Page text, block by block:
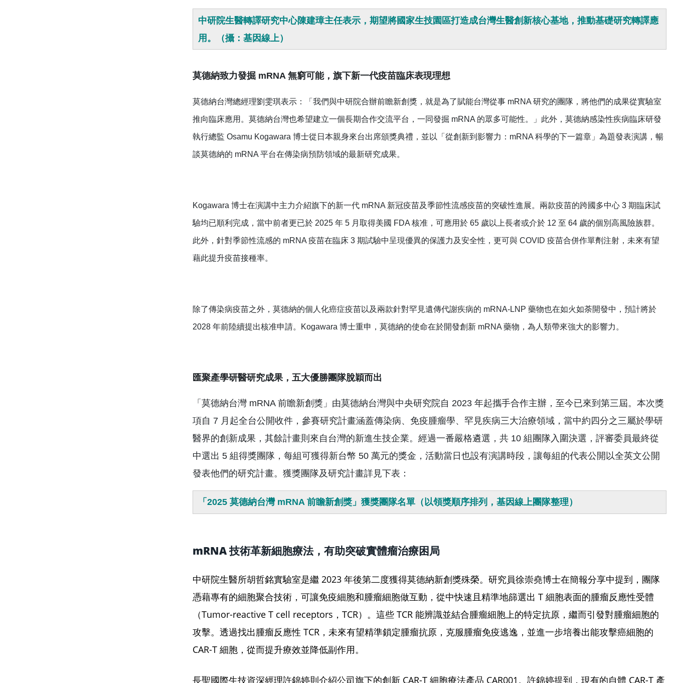
中研院生醫轉譯研究中心陳建璋主任表示，期望將國家生技園區打造成台灣生醫創新核心基地，推動基礎研究轉譯應
用。（攝：基因線上）
莫德納致力發掘 mRNA 無窮可能，旗下新一代疫苗臨床表現理想
莫德納台灣總經理劉雯琪表示：「我們與中研院合辦前瞻新創獎，就是為了賦能台灣從事 mRNA 研究的團隊，將他們的成果從實驗室
推向臨床應用。莫德納台灣也希望建立一個長期合作交流平台，一同發掘 mRNA 的眾多可能性。」此外，莫德納感染性疾病臨床研發
執行總監 Osamu Kogawara 博士從日本親身來台出席頒獎典禮，並以「從創新到影響力：mRNA 科學的下一篇章」為題發表演講，暢
談莫德納的 mRNA 平台在傳染病預防領域的最新研究成果。
Kogawara 博士在演講中主力介紹旗下的新一代 mRNA 新冠疫苗及季節性流感疫苗的突破性進展。兩款疫苗的跨國多中心 3 期臨床試
驗均已順利完成，當中前者更已於 2025 年 5 月取得美國 FDA 核准，可應用於 65 歲以上長者或介於 12 至 64 歲的個別高風險族群。
此外，針對季節性流感的 mRNA 疫苗在臨床 3 期試驗中呈現優異的保護力及安全性，更可與 COVID 疫苗合併作單劑注射，未來有望
藉此提升疫苗接種率。
除了傳染病疫苗之外，莫德納的個人化癌症疫苗以及兩款針對罕見遺傳代謝疾病的 mRNA-LNP 藥物也在如火如荼開發中，預計將於
2028 年前陸續提出核准申請。Kogawara 博士重申，莫德納的使命在於開發創新 mRNA 藥物，為人類帶來強大的影響力。
匯聚產學研醫研究成果，五大優勝團隊脫穎而出
「莫德納台灣 mRNA 前瞻新創獎」由莫德納台灣與中央研究院自 2023 年起攜手合作主辦，至今已來到第三屆。本次獎
項自 7 月起全台公開收件，參賽研究計畫涵蓋傳染病、免疫腫瘤學、罕見疾病三大治療領域，當中約四分之三屬於學研
醫界的創新成果，其餘計畫則來自台灣的新進生技企業。經過一番嚴格遴選，共 10 組團隊入圍決選，評審委員最終從
中選出 5 組得獎團隊，每組可獲得新台幣 50 萬元的獎金，活動當日也設有演講時段，讓每組的代表公開以全英文公開
發表他們的研究計畫。獲獎團隊及研究計畫詳見下表：
「2025 莫德納台灣 mRNA 前瞻新創獎」獲獎團隊名單（以領獎順序排列，基因線上團隊整理）
mRNA 技術革新細胞療法，有助突破實體瘤治療困局
中研院生醫所胡哲銘實驗室是繼 2023 年後第二度獲得莫德納新創獎殊榮。研究員徐崇堯博士在簡報分享中提到，團隊
憑藉專有的細胞聚合技術，可讓免疫細胞和腫瘤細胞做互動，從中快速且精準地篩選出 T 細胞表面的腫瘤反應性受體
（Tumor-reactive T cell receptors，TCR）。這些 TCR 能辨識並結合腫瘤細胞上的特定抗原，繼而引發對腫瘤細胞的
攻擊。透過找出腫瘤反應性 TCR，未來有望精準鎖定腫瘤抗原，克服腫瘤免疫逃逸，並進一步培養出能攻擊癌細胞的
CAR-T 細胞，從而提升療效並降低副作用。
長聖國際生技資深經理許錦婷則介紹公司旗下的創新 CAR-T 細胞療法產品 CAR001。許錦婷提到，現有的自體 CAR-T 產